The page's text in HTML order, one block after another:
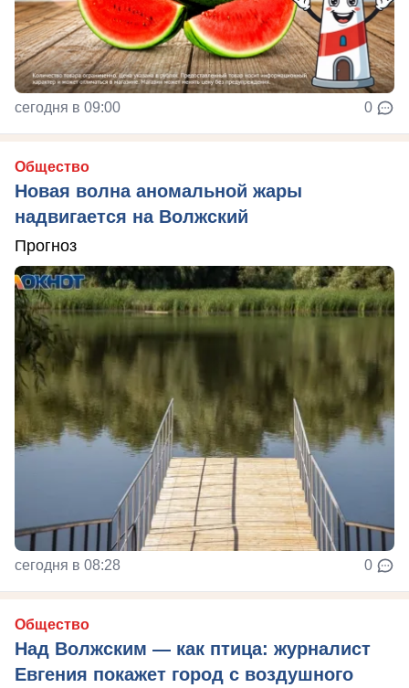
сегодня в 09:00 0
Общество
Новая волна аномальной жары
надвигается на Волжский
Прогноз
сегодня в 08:28 0
Общество
Над Волжским — как птица: журналист
Евгения покажет город с воздушного